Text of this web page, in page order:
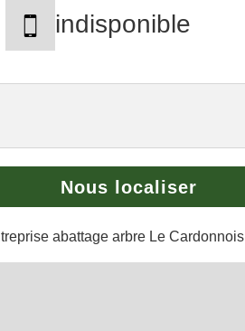
indisponible
Nous localiser
abattage arbre Le Cardonnois